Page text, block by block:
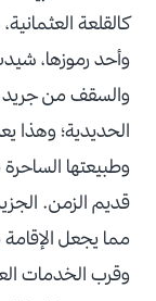
كالقلعة
وأحد رموزها،
والسقف من
الحديدية؛ وهذا
وطبيعتها
قديم الزمن.
مما يجعل الإقامة
وقرب الخدمات